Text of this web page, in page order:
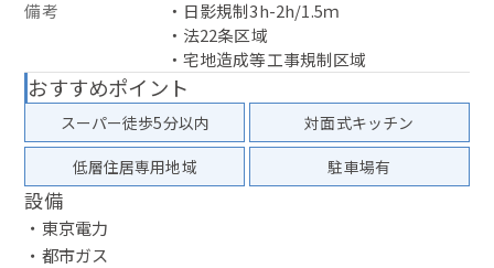
備考
・日影規制3h-2h/1.5ｍ
・法22条区域
・宅地造成等工事規制区域
おすすめポイント
スーパー徒歩5分以内
対面式キッチン
低層住居専用地域
駐車場有
設備
・東京電力
・都市ガス